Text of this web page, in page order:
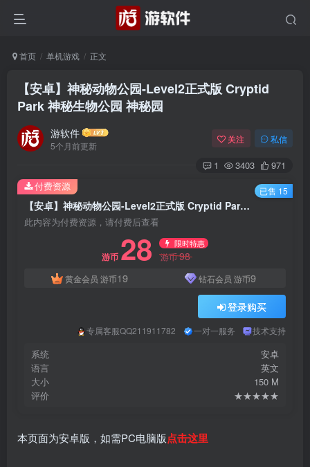
首页 单机游戏 正文
【安卓】神秘动物公园-Level2正式版 Cryptid
Park 神秘生物公园 神秘园
游软件
5个月前更新
关注 私信
1 3403 971
【安卓】神秘动物公园-Level2正式版 Cryptid Park 神秘生物公园 神秘园
此内容为付费资源，请付费后查看
游币 28 限时特惠
游币98
黄金会员 游币19 钻石会员 游币9
登录购买
专属客服QQ211911782 一对一服务 技术支持
系统
安卓
语言
英文
大小
150 M
评价
★★★★★
付费资源 已售 15
本页面为安卓版，如需PC电脑版点击这里